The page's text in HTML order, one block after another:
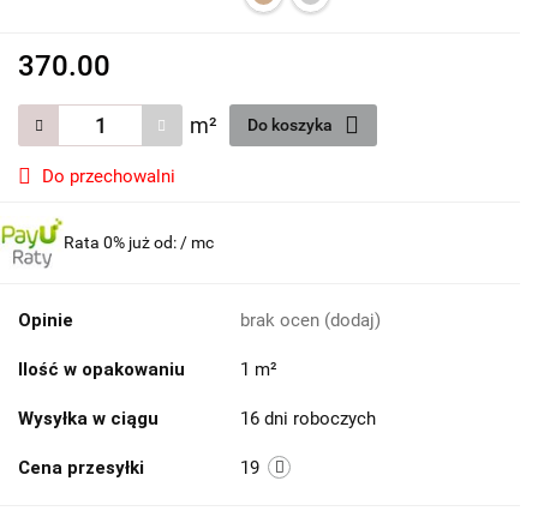
370.00
m² Do koszyka
Do przechowalni
Rata 0% już od:/ mc
Opinie brak ocen (dodaj)
Ilość w opakowaniu 1 m²
Wysyłka w ciągu 16 dni roboczych
Cena przesyłki 19